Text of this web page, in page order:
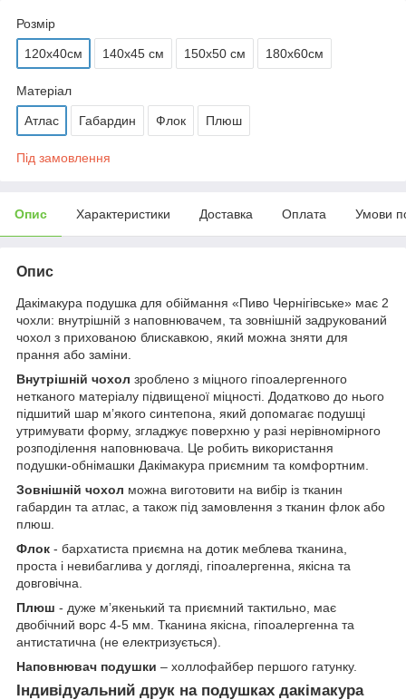
Розмір
120х40см 140х45 см 150х50 см 180х60см
Матеріал
Атлас Габардин Флок Плюш
Під замовлення
Опис Характеристики Доставка Оплата Умови
Опис
Дакімакура подушка для обіймання «Пиво Чернігівське» має 2
чохли: внутрішній з наповнювачем, та зовнішній задрукований
чохол з прихованою блискавкою, який можна зняти для
прання або заміни.
Внутрішній чохол зроблено з міцного гіпоалергенного
нетканого матеріалу підвищеної міцності. Додатково до нього
підшитий шар мʼякого синтепона, який допомагає подушці
утримувати форму, згладжує поверхню у разі нерівномірного
розподілення наповнювача. Це робить використання
подушки-обнімашки Дакімакура приємним та комфортним.
Зовнішній чохол можна виготовити на вибір із тканин
габардин та атлас, а також під замовлення з тканин флок або
плюш.
Флок - бархатиста приємна на дотик меблева тканина,
проста і невибаглива у догляді, гіпоалергенна, якісна та
довговічна.
Плюш - дуже мʼякенький та приємний тактильно, має
двобічний ворс 4-5 мм. Тканина якісна, гіпоалергенна та
антистатична (не електризується).
Наповнювач подушки – холлофайбер першого гатунку.
Індивідуальний друк на подушках дакімакура